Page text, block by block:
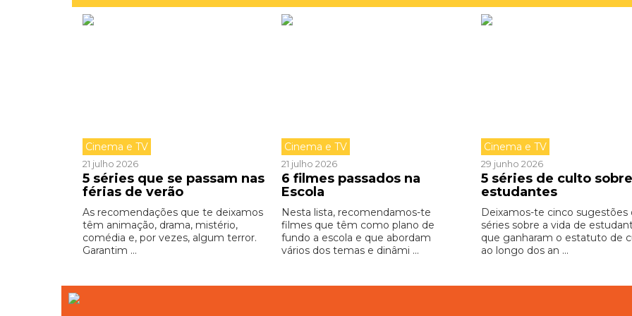
Cinema e TV
21 julho 2026
5 séries que se passam nas
férias de verão
As recomendações que te deixamos
têm animação, drama, mistério,
comédia e, por vezes, algum terror.
Garantim ...
Cinema e TV
21 julho 2026
6 filmes passados na
Escola
Nesta lista, recomendamos-te
filmes que têm como plano de
fundo a escola e que abordam
vários dos temas e dinâmi ...
Cinema e TV
29 junho 2026
5 séries de culto sobre
estudantes
Deixamos-te cinco sugestões
séries sobre a vida de
que ganharam o estatuto de
ao longo dos an ...